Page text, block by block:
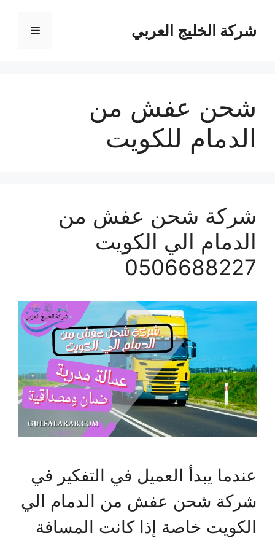
المحتوىشركة الخليج العربي القائمة
شحن عفش من
الدمام للكويت
شركة شحن عفش من
الدمام الي الكويت
0506688227
عندما يبدأ العميل في التفكير في
شركة شحن عفش من الدمام الي
الكويت خاصة إذا كانت المسافة